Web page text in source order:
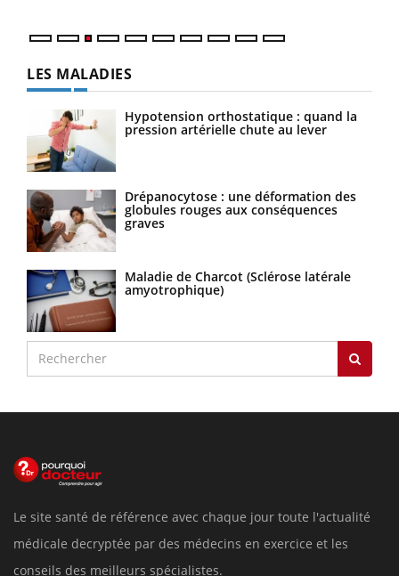
LES MALADIES
Hypotension orthostatique : quand la
pression artérielle chute au lever
Drépanocytose : une déformation des
globules rouges aux conséquences
graves
Maladie de Charcot (Sclérose latérale
amyotrophique)
Le site santé de référence avec chaque jour toute l'actualité
médicale decryptée par des médecins en exercice et les
conseils des meilleurs spécialistes.